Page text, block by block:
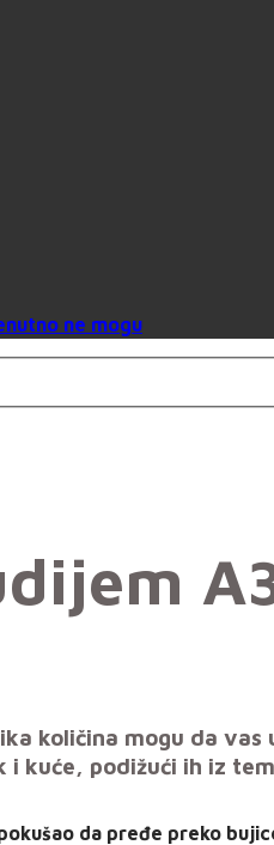
ne mogu
količina mogu da vas
i kuće, podižući ih iz
da pređe preko